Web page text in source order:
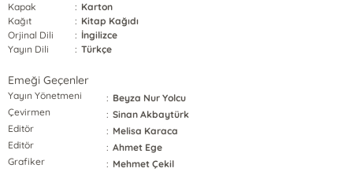
Kapak
: Karton
Kağıt
: Kitap Kağıdı
Orjinal Dili
: İngilizce
Yayın Dili
: Türkçe
Emeği Geçenler
Yayın Yönetmeni : Beyza Nur Yolcu
Çevirmen
: Sinan Akbaytürk
Editör
: Melisa Karaca
Editör
: Ahmet Ege
Grafiker
: Mehmet Çekil